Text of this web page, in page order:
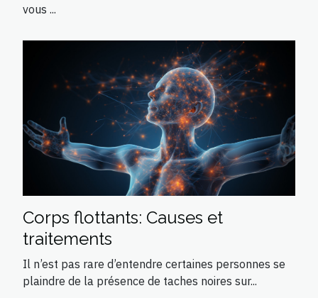
vous ...
Corps flottants: Causes et
traitements
Il n’est pas rare d’entendre certaines personnes se
plaindre de la présence de taches noires sur...